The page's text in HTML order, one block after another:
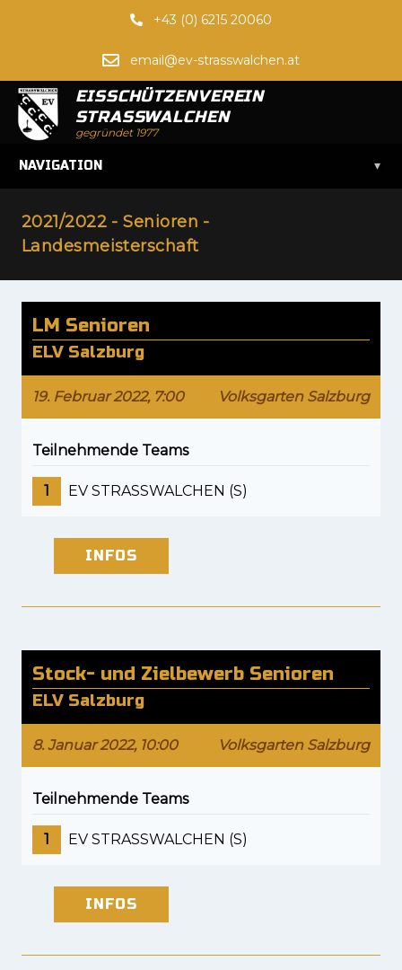
+43 (0) 6215 20060
email@ev-strasswalchen.at
EISSCHÜTZENVEREIN
STRASSWALCHEN
gegründet 1977
NAVIGATION ▾
2021/2022 - Senioren -
Landesmeisterschaft
LM Senioren
ELV Salzburg
19. Februar 2022, 7:00 Volksgarten Salzburg
Teilnehmende Teams
1 EV STRASSWALCHEN (S)
INFOS
Stock- und Zielbewerb Senioren
ELV Salzburg
8. Januar 2022, 10:00 Volksgarten Salzburg
Teilnehmende Teams
1 EV STRASSWALCHEN (S)
INFOS